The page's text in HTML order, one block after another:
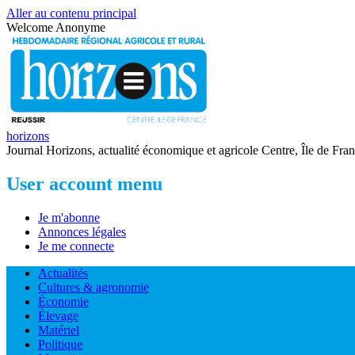
Aller au contenu principal
Welcome Anonyme
horizons
Journal Horizons, actualité économique et agricole Centre, Île de
User account menu
Je m'abonne
Annonces légales
Je me connecte
Actualités
Cultures & agronomie
Économie
Élevage
Matériel
Politique